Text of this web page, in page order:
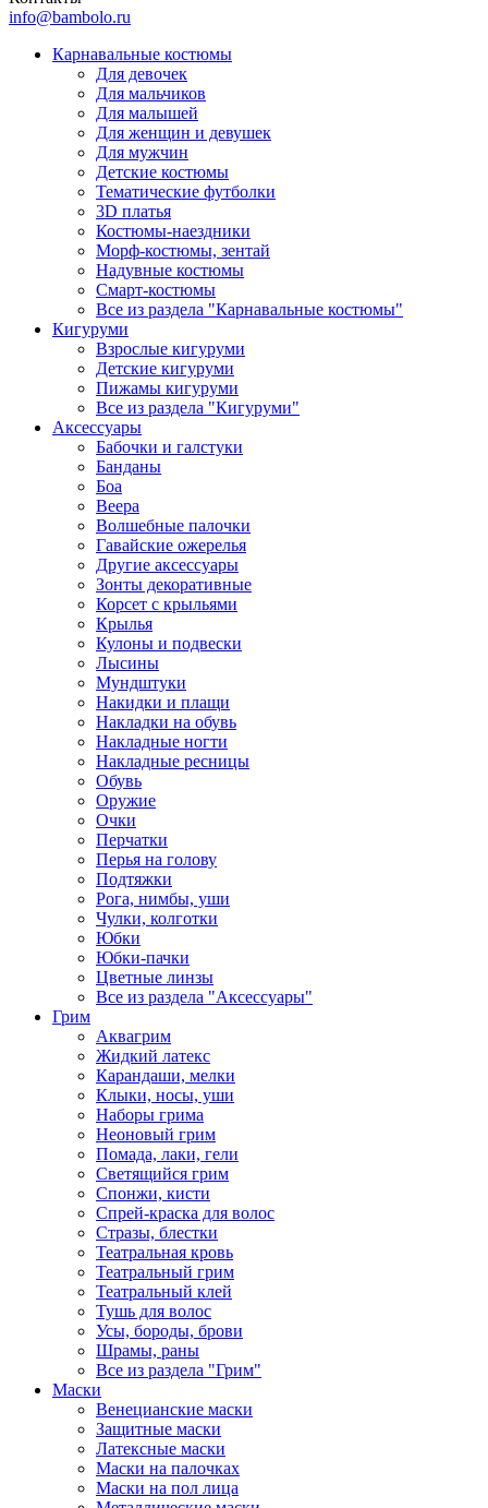
info@bambolo.ru
Карнавальные костюмы
Для девочек
Для мальчиков
Для малышей
Для женщин и девушек
Для мужчин
Детские костюмы
Тематические футболки
3D платья
Костюмы-наездники
Морф-костюмы, зентай
Надувные костюмы
Смарт-костюмы
Все из раздела "Карнавальные костюмы"
Кигуруми
Взрослые кигуруми
Детские кигуруми
Пижамы кигуруми
Все из раздела "Кигуруми"
Аксессуары
Бабочки и галстуки
Банданы
Боа
Веера
Волшебные палочки
Гавайские ожерелья
Другие аксессуары
Зонты декоративные
Корсет с крыльями
Крылья
Кулоны и подвески
Лысины
Мундштуки
Накидки и плащи
Накладки на обувь
Накладные ногти
Накладные ресницы
Обувь
Оружие
Очки
Перчатки
Перья на голову
Подтяжки
Рога, нимбы, уши
Чулки, колготки
Юбки
Юбки-пачки
Цветные линзы
Все из раздела "Аксессуары"
Грим
Аквагрим
Жидкий латекс
Карандаши, мелки
Клыки, носы, уши
Наборы грима
Неоновый грим
Помада, лаки, гели
Светящийся грим
Спонжи, кисти
Спрей-краска для волос
Стразы, блестки
Театральная кровь
Театральный грим
Театральный клей
Тушь для волос
Усы, бороды, брови
Шрамы, раны
Все из раздела "Грим"
Маски
Венецианские маски
Защитные маски
Латексные маски
Маски на палочках
Маски на пол лица